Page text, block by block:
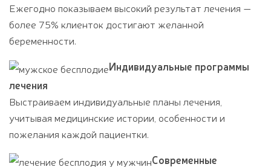
Ежегодно показываем высокий результат лечения —
более 75% клиенток достигают желанной
беременности.
Индивидуальные программы
лечения
Выстраиваем индивидуальные планы лечения,
учитывая медицинские истории, особенности и
пожелания каждой пациентки.
Современные